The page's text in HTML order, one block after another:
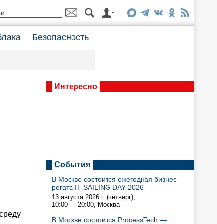
Безопасность
Интересно
События
В Москве состоится ежегодная бизнес-
регата IT SAILING DAY 2026
13 августа 2026 г. (четверг),
10:00 — 20:00, Москва
В Москве состоится ProcessTech —